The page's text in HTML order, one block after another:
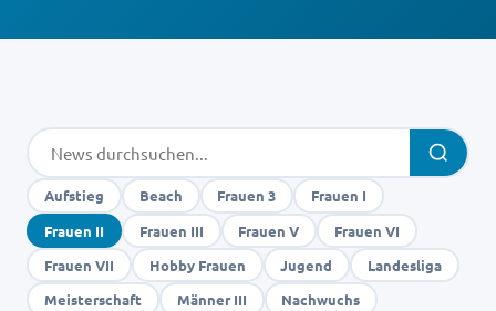
Aufstieg Beach Frauen 3
Frauen I
Frauen II
Frauen III Frauen V
Frauen VI
Frauen VII
Hobby Frauen Jugend
Landesliga
Meisterschaft
Männer III
Nachwuchs